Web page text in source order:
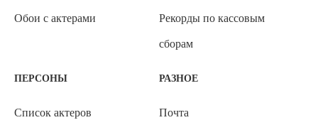
Обои с актерами Рекорды по кассовым
сборам
ПЕРСОНЫ
Список актеров
РАЗНОЕ
Почта